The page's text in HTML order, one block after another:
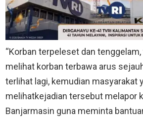
“Korban terpeleset dan
melihat korban terbawa arus
terlihat lagi, kemudian masyarakat
melihatkejadian tersebut melapor
Banjarmasin guna meminta